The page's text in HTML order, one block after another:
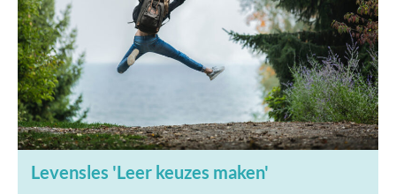
Levensles 'Leer keuzes maken'